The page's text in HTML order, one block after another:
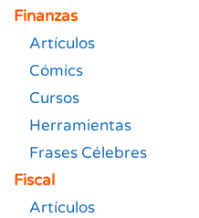
Finanzas
Artículos
Cómics
Cursos
Herramientas
Frases Célebres
Fiscal
Artículos